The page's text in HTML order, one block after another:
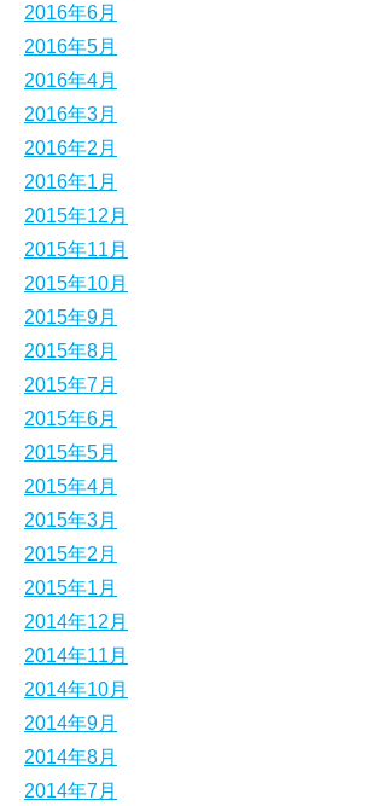
2016年6月
2016年5月
2016年4月
2016年3月
2016年2月
2016年1月
2015年12月
2015年11月
2015年10月
2015年9月
2015年8月
2015年7月
2015年6月
2015年5月
2015年4月
2015年3月
2015年2月
2015年1月
2014年12月
2014年11月
2014年10月
2014年9月
2014年8月
2014年7月